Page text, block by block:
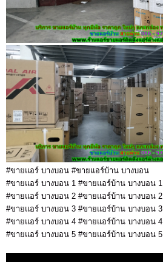
#ขายแอร์ บางบอน #ขายแอร์บ้าน บางบอน
#ขายแอร์ บางบอน 1 #ขายแอร์บ้าน บางบอน 1
#ขายแอร์ บางบอน 2 #ขายแอร์บ้าน บางบอน 2
#ขายแอร์ บางบอน 3 #ขายแอร์บ้าน บางบอน 3
#ขายแอร์ บางบอน 4 #ขายแอร์บ้าน บางบอน 4
#ขายแอร์ บางบอน 5 #ขายแอร์บ้าน บางบอน 5